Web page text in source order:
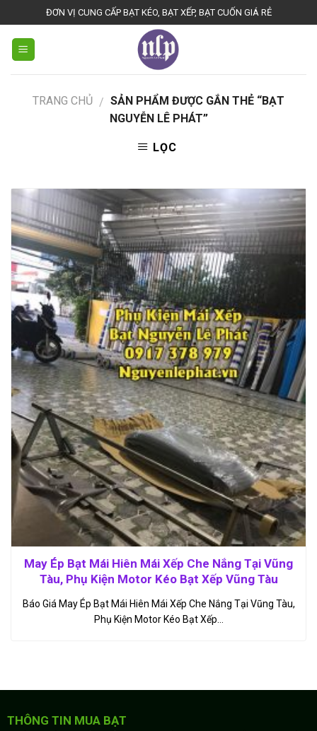
to
content
ĐƠN VỊ CUNG CẤP BẠT KÉO, BẠT XẾP, BẠT CUỐN GIÁ RẺ
TRANG CHỦ / SẢN PHẨM ĐƯỢC GẮN THẺ “BẠT
NGUYỄN LÊ PHÁT”
LỌC
May Ép Bạt Mái Hiên Mái Xếp Che Nắng Tại Vũng
Tàu, Phụ Kiện Motor Kéo Bạt Xếp Vũng Tàu
Báo Giá May Ép Bạt Mái Hiên Mái Xếp Che Nắng Tại Vũng Tàu,
Phụ Kiện Motor Kéo Bạt Xếp…
THÔNG TIN MUA BẠT